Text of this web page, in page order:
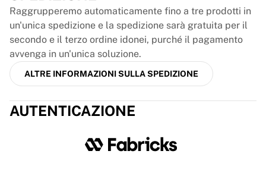
France Rugby
Gloucester Rugby
Bath Rugby
ASM Clermont Auvergne
Harlequins
Visualizza tutto il rugby
England Cricket
Raggrupperemo automaticamente fino a tre prodotti in
un'unica spedizione e la spedizione sarà gratuita per il
secondo e il terzo ordine idonei, purché il pagamento
avvenga in un'unica soluzione.
ALTRE INFORMAZIONI SULLA SPEDIZIONE
AUTENTICAZIONE